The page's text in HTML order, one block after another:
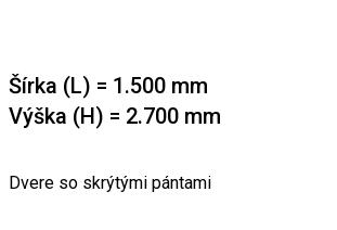
Šírka (L) = 1.500 mm
Výška (H) = 2.700 mm
Dvere so skrýtými pántami